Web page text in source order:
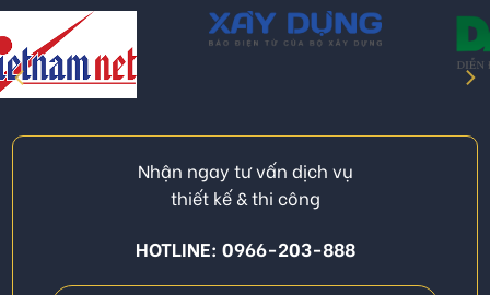
Nhận ngay tư vấn dịch vụ
thiết kế & thi công
HOTLINE: 0966-203-888